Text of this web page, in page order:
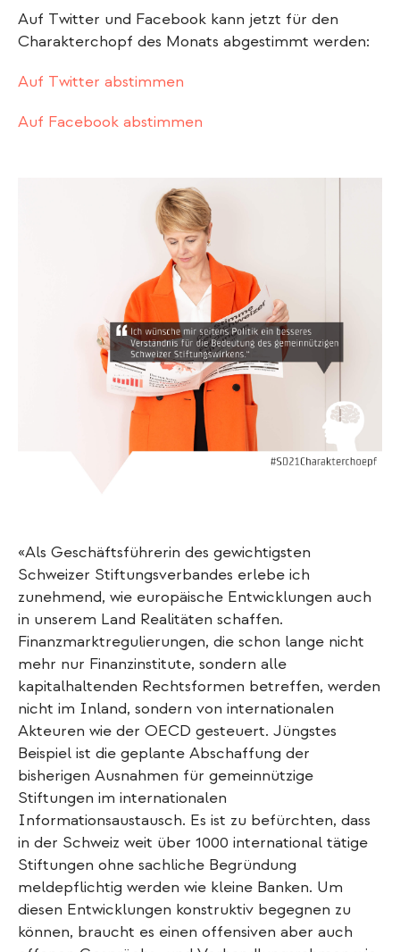
Auf Twitter und Facebook kann jetzt für den
Charakterchopf des Monats abgestimmt werden:
Auf Twitter abstimmen
Auf Facebook abstimmen
«Als Geschäftsführerin des gewichtigsten
Schweizer Stiftungsverbandes erlebe ich
zunehmend, wie europäische Entwicklungen auch
in unserem Land Realitäten schaffen.
Finanzmarktregulierungen, die schon lange nicht
mehr nur Finanzinstitute, sondern alle
kapitalhaltenden Rechtsformen betreffen, werden
nicht im Inland, sondern von internationalen
Akteuren wie der OECD gesteuert. Jüngstes
Beispiel ist die geplante Abschaffung der
bisherigen Ausnahmen für gemeinnützige
Stiftungen im internationalen
Informationsaustausch. Es ist zu befürchten, dass
in der Schweiz weit über 1000 international tätige
Stiftungen ohne sachliche Begründung
meldepflichtig werden wie kleine Banken. Um
diesen Entwicklungen konstruktiv begegnen zu
können, braucht es einen offensiven aber auch